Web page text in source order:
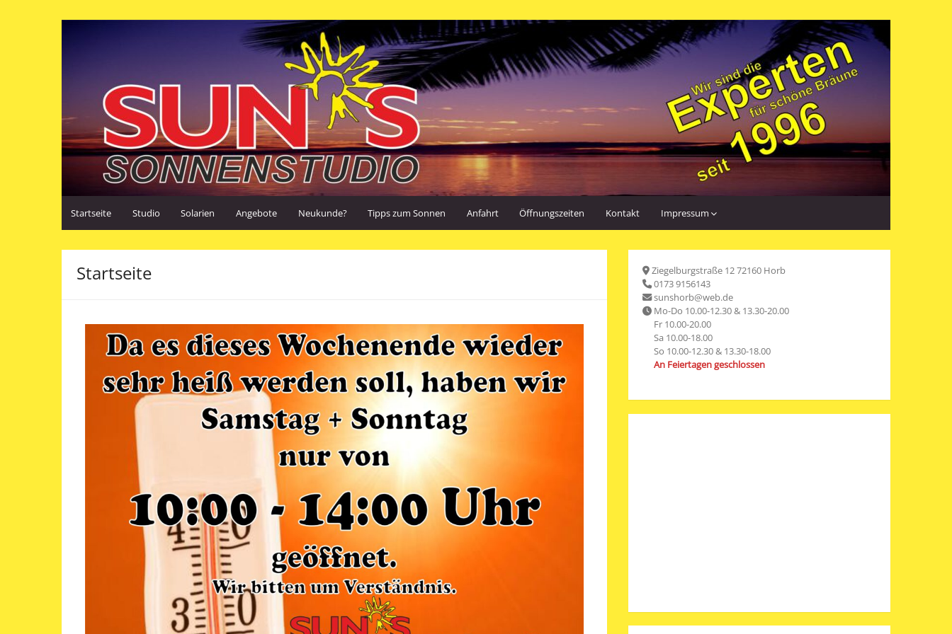
SUN*S Sonnenstudio Horb
Startseite Studio Solarien Angebote Neukunde? Tipps zum Sonnen Anfahrt Öffnungszeiten Kontakt Impressum
Startseite
Ziegelburgstraße 12 72160 Horb
0173 9156143
sunshorb@web.de
Mo-Do 10.00-12.30 & 13.30-20.00
Fr 10.00-20.00
Sa 10.00-18.00
So 10.00-12.30 & 13.30-18.00
An Feiertagen geschlossen